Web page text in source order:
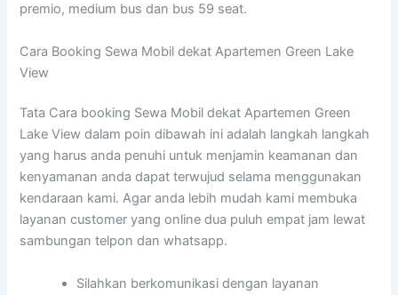
premio, medium bus dan bus 59 seat.
Cara Booking Sewa Mobil dekat Apartemen Green Lake
View
Tata Cara booking Sewa Mobil dekat Apartemen Green
Lake View dalam poin dibawah ini adalah langkah langkah
yang harus anda penuhi untuk menjamin keamanan dan
kenyamanan anda dapat terwujud selama menggunakan
kendaraan kami. Agar anda lebih mudah kami membuka
layanan customer yang online dua puluh empat jam lewat
sambungan telpon dan whatsapp.
Silahkan berkomunikasi dengan layanan